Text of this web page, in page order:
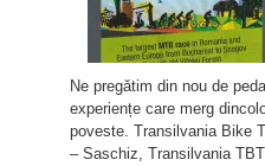
Ne pregătim din nou de
experiențe care merg
poveste. Transilvania Bike
– Saschiz, Transilvania